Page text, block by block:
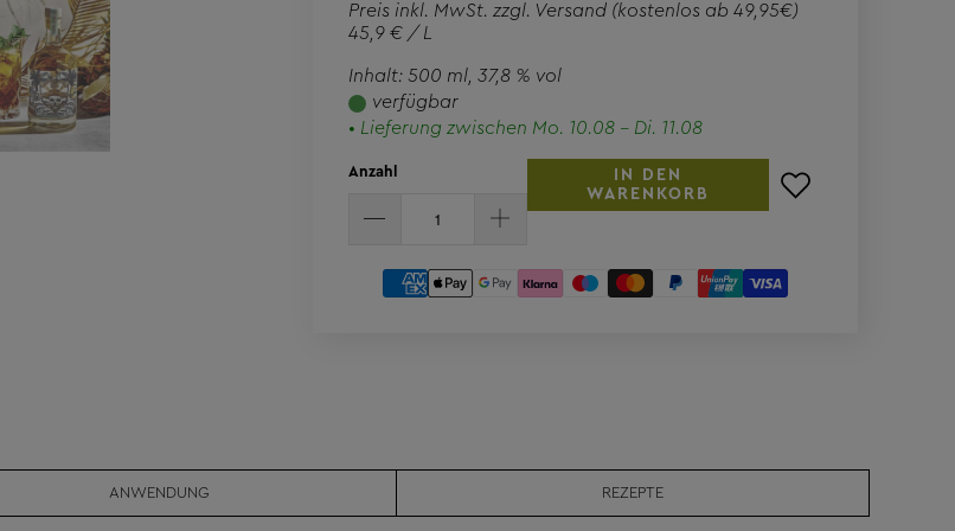
Preis inkl. MwSt. zzgl. Versand (kostenlos ab 49,95€)
45,9 € / L
Inhalt: 500 ml , 37,8 % vol
verfügbar
• Lieferung zwischen Mo. 10.08 - Di. 11.08
Anzahl
IN DEN
WARENKORB
ANWENDUNG REZEPTE